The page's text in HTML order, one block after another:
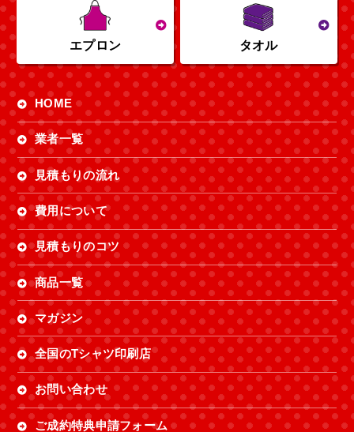
エプロン タオル
HOME
業者一覧
見積もりの流れ
費用について
見積もりのコツ
商品一覧
マガジン
全国のTシャツ印刷店
お問い合わせ
ご成約特典申請フォーム